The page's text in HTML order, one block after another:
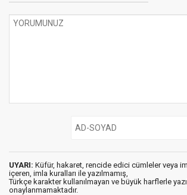
UYARI: Küfür, hakaret, rencide edici cümleler veya
içeren, imla kuralları ile yazılmamış,
Türkçe karakter kullanılmayan ve büyük harflerle
onaylanmamaktadır.